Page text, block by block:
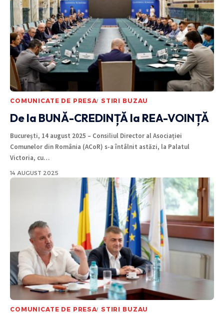
COMUNICATE DE PRESA STIRI BUZAU
De la BUNĂ-CREDINȚĂ la REA-VOINȚĂ
București, 14 august 2025 – Consiliul Director al Asociației
Comunelor din România (ACoR) s-a întâlnit astăzi, la Palatul
Victoria, cu…
14 AUGUST 2025
COMUNICATE DE PRESA STIRI BUZAU